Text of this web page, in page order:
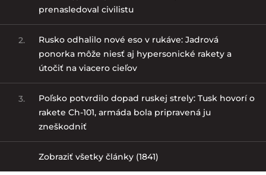
prenasledoval civilistu
2.
Rusko odhalilo nové eso v rukáve: Jadrová
ponorka môže niesť aj hypersonické rakety a
útočiť na viacero cieľov
3.
Poľsko potvrdilo dopad ruskej strely: Tusk hovorí o
rakete Ch-101, armáda bola pripravená ju
zneškodniť
Zobraziť všetky články (1841)